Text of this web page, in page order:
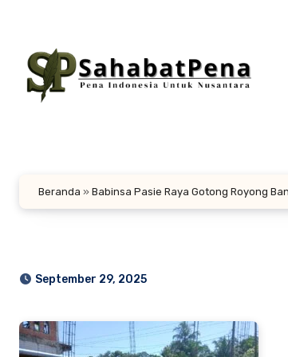
konten
Beranda » Babinsa Pasie Raya Gotong Royong
September 29, 2025